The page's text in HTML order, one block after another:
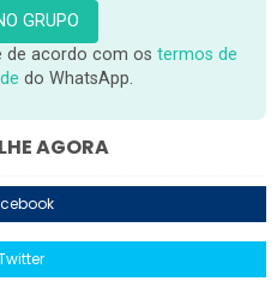
GRUPO
de acordo com os termos de
do WhatsApp.
AGORA